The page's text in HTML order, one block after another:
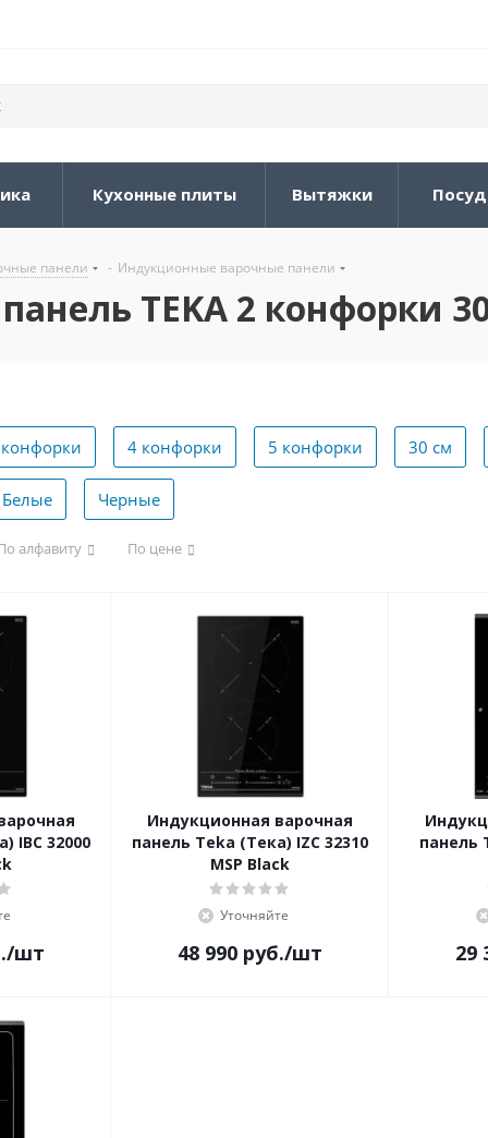
Кухонные плиты Вытяжки
панели - Индукционные варочные панели
TEKA 2 конфорки
4 конфорки 5 конфорки 30 см
Белые Черные
алфавиту По цене
IBC 32000
/шт
Индукционная варочная
панель Teka (Тека) IZC 32310
MSP Black
Уточняйте
48 990 руб./шт
панель
29